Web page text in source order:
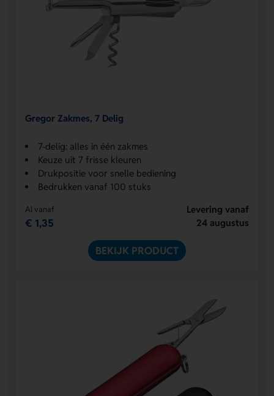
Gregor Zakmes, 7 Delig
7-delig: alles in één zakmes
Keuze uit 7 frisse kleuren
Drukpositie voor snelle bediening
Bedrukken vanaf 100 stuks
Al vanaf
€ 1,35
Levering vanaf
24 augustus
BEKIJK PRODUCT